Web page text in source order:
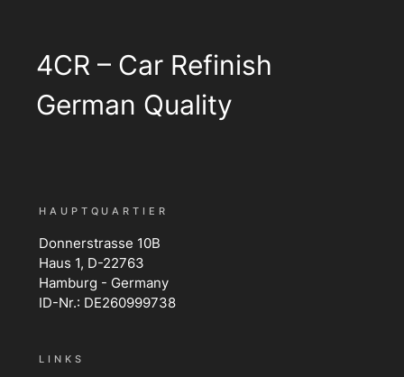
4CR – Car Refinish
German Quality
HAUPTQUARTIER
Donnerstrasse 10B
Haus 1, D-22763
Hamburg - Germany
ID-Nr.: DE260999738
LINKS